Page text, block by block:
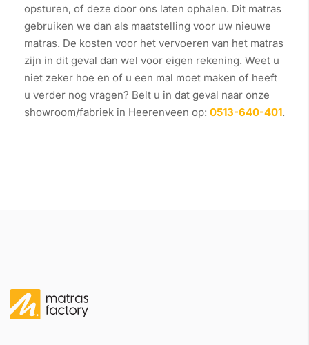
opsturen, of deze door ons laten ophalen. Dit matras
gebruiken we dan als maatstelling voor uw nieuwe
matras. De kosten voor het vervoeren van het matras
zijn in dit geval dan wel voor eigen rekening. Weet u
niet zeker hoe en of u een mal moet maken of heeft
u verder nog vragen? Belt u in dat geval naar onze
showroom/fabriek in Heerenveen op: 0513-640-401.